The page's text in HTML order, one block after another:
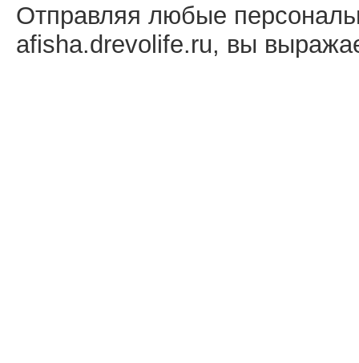
Отправляя любые
afisha.drevolife.ru, вы